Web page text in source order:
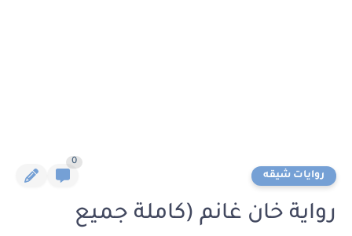
روايات شيقه
0
رواية خان غانم (كاملة جميع